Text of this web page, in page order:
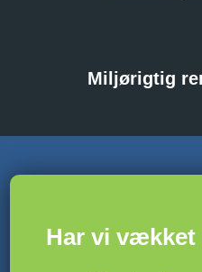
Miljørigtig
​Har vi vækket